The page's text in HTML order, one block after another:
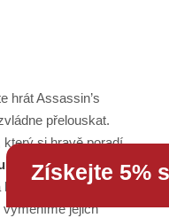
hrát Assassin’s
přelouskat.
který si hravě poradí
, jejíž výkon vás
Při repasi
vyměníme jejich
Získejte 5%